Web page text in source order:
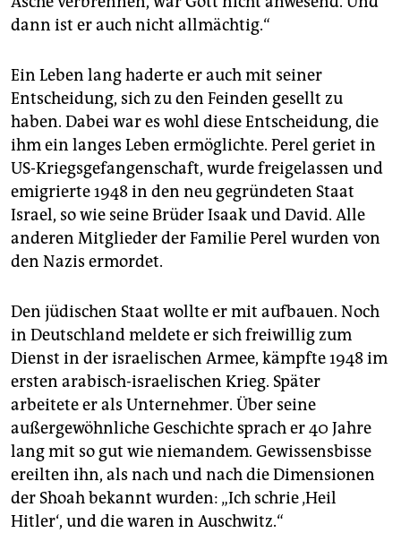
dann ist er auch nicht allmächtig.“
Ein Leben lang haderte er auch mit seiner
Entscheidung, sich zu den Feinden gesellt zu
haben. Dabei war es wohl diese Entscheidung, die
ihm ein langes Leben ermöglichte. Perel geriet in
US-Kriegsgefangenschaft, wurde freigelassen und
emigrierte 1948 in den neu gegründeten Staat
Israel, so wie seine Brüder Isaak und David. Alle
anderen Mitglieder der Familie Perel wurden von
den Nazis ermordet.
Den jüdischen Staat wollte er mit aufbauen. Noch
in Deutschland meldete er sich freiwillig zum
Dienst in der israelischen Armee, kämpfte 1948 im
ersten arabisch-israelischen Krieg. Später
arbeitete er als Unternehmer. Über seine
außergewöhnliche Geschichte sprach er 40 Jahre
lang mit so gut wie niemandem. Gewissensbisse
ereilten ihn, als nach und nach die Dimensionen
der Shoah bekannt wurden: „Ich schrie ‚Heil
Hitler‘, und die waren in Auschwitz.“